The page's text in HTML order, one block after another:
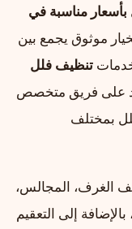
مناسبة في
موثوق يجمع بين
تنظيف فلل
على فريق متخصص
بمختلف
الغرف، المجالس،
إلى التعقيم